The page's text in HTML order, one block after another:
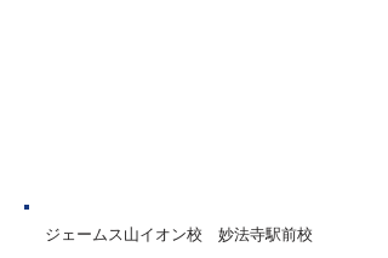
ジェームス山イオン校
妙法寺駅前校